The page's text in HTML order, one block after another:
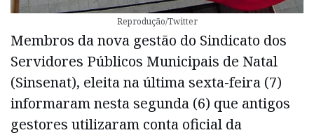
Reprodução/Twitter
Membros da nova gestão do Sindicato dos
Servidores Públicos Municipais de Natal
(Sinsenat), eleita na última sexta-feira (7)
informaram nesta segunda (6) que antigos
gestores utilizaram conta oficial da